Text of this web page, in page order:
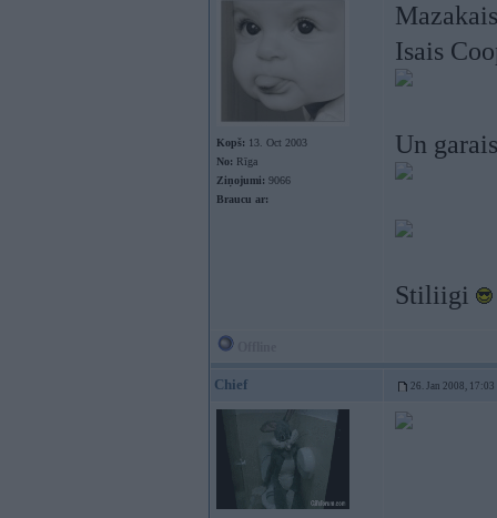
Kopš: 13. Oct 2003
No: Rīga
Ziņojumi: 9066
Braucu ar:
Isais
Un
Stiliigi
Chief 26. Jan 2008, 17:03